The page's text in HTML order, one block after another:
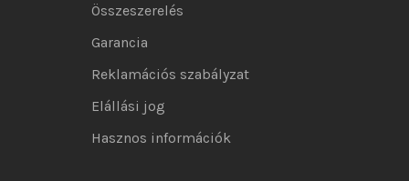
Összeszerelés
Garancia
Reklamációs szabályzat
Elállási jog
Hasznos információk